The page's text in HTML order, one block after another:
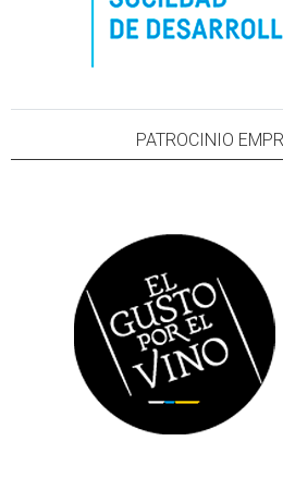
PATROCINIO